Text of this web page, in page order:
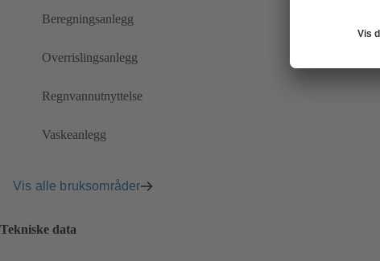
Beregningsanlegg
Overrislingsanlegg
Regnvannutnyttelse
Vaskeanlegg
Vis alle bruksområder
Tekniske data